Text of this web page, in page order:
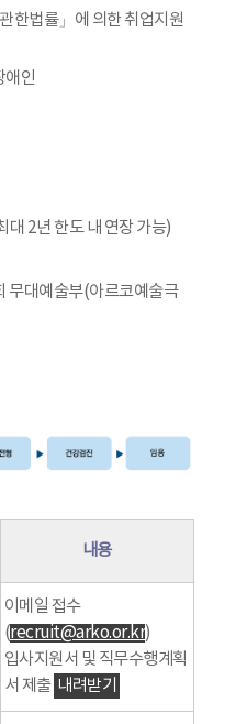
한법률」에 의한 취업지원
애인
대 2년 한도 내 연장 가능)
무대예술부(아르코예술극
내용
이메일 접수
(recruit@arko.or.kr)
입사지원서 및 직무수행계획
서 제출 내려받기